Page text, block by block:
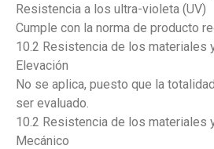
Resistencia a los ultra-violeta (UV)
Cumple con la norma de producto
10.2 Resistencia de los materiales
Elevación
No se aplica, puesto que la
ser evaluado.
10.2 Resistencia de los materiales
Mecánico